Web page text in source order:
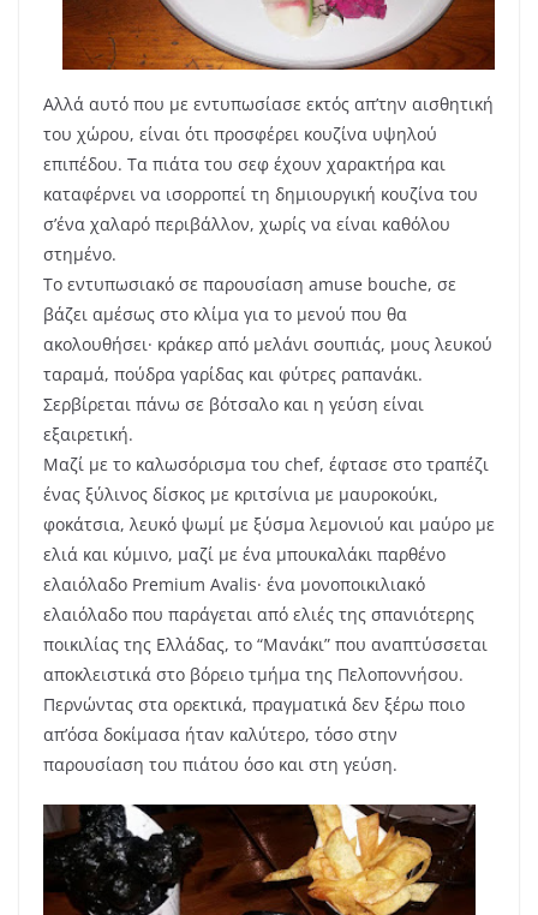
Αλλά αυτό που με εντυπωσίασε εκτός απ’την αισθητική
του χώρου, είναι ότι προσφέρει κουζίνα υψηλού
επιπέδου. Τα πιάτα του σεφ έχουν χαρακτήρα και
καταφέρνει να ισορροπεί τη δημιουργική κουζίνα του
σ’ένα χαλαρό περιβάλλον, χωρίς να είναι καθόλου
στημένο.
Το εντυπωσιακό σε παρουσίαση amuse bouche, σε
βάζει αμέσως στο κλίμα για το μενού που θα
ακολουθήσει· κράκερ από μελάνι σουπιάς, μους λευκού
ταραμά, πούδρα γαρίδας και φύτρες ραπανάκι.
Σερβίρεται πάνω σε βότσαλο και η γεύση είναι
εξαιρετική.
Μαζί με το καλωσόρισμα του chef, έφτασε στο τραπέζι
ένας ξύλινος δίσκος με κριτσίνια με μαυροκούκι,
φοκάτσια, λευκό ψωμί με ξύσμα λεμονιού και μαύρο με
ελιά και κύμινο, μαζί με ένα μπουκαλάκι παρθένο
ελαιόλαδο Premium Avalis· ένα μονοποικιλιακό
ελαιόλαδο που παράγεται από ελιές της σπανιότερης
ποικιλίας της Ελλάδας, το “Μανάκι” που αναπτύσσεται
αποκλειστικά στο βόρειο τμήμα της Πελοποννήσου.
Περνώντας στα ορεκτικά, πραγματικά δεν ξέρω ποιο
απ’όσα δοκίμασα ήταν καλύτερο, τόσο στην
παρουσίαση του πιάτου όσο και στη γεύση.